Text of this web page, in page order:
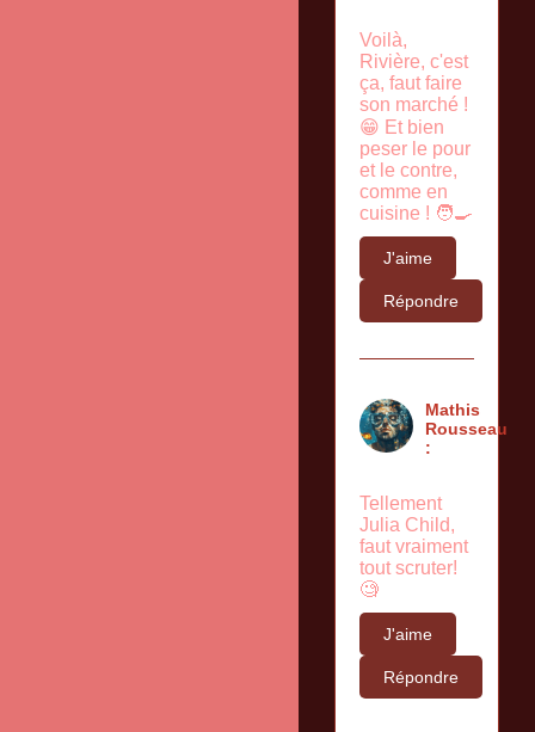
Voilà,
Rivière, c'est
ça, faut faire
son marché !
😁 Et bien
peser le pour
et le contre,
comme en
cuisine ! 🧑‍🍳
J'aime
Répondre
Mathis
Rousseau
:
Tellement
Julia Child,
faut vraiment
tout scruter!
🧐
J'aime
Répondre